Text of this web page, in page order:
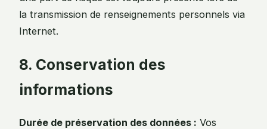
la transmission de renseignements personnels via
Internet.
8. Conservation des
informations
Durée de préservation des données : Vos